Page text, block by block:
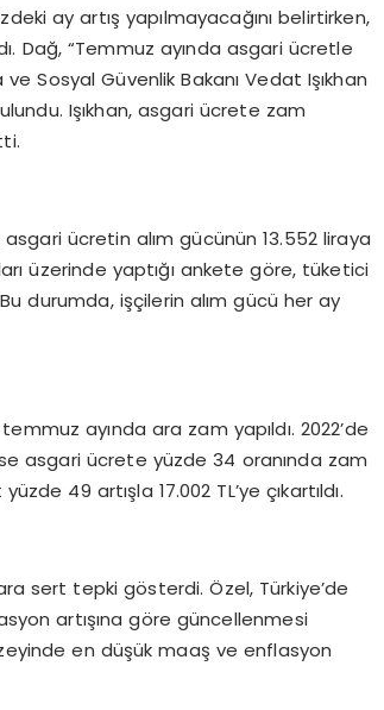
ay artış yapılmayacağını belirtirken,
Dağ, “Temmuz ayında asgari ücretle
Sosyal Güvenlik Bakanı Vedat Işıkhan
Işıkhan, asgari ücrete zam
ücretin alım gücünün 13.552 liraya
üzerinde yaptığı ankete göre, tüketici
durumda, işçilerin alım gücü her ay
ayında ara zam yapıldı. 2022’de
ise asgari ücrete yüzde 34 oranında zam
49 artışla 17.002 TL’ye çıkartıldı.
sert tepki gösterdi. Özel, Türkiye’de
artışına göre güncellenmesi
en düşük maaş ve enflasyon